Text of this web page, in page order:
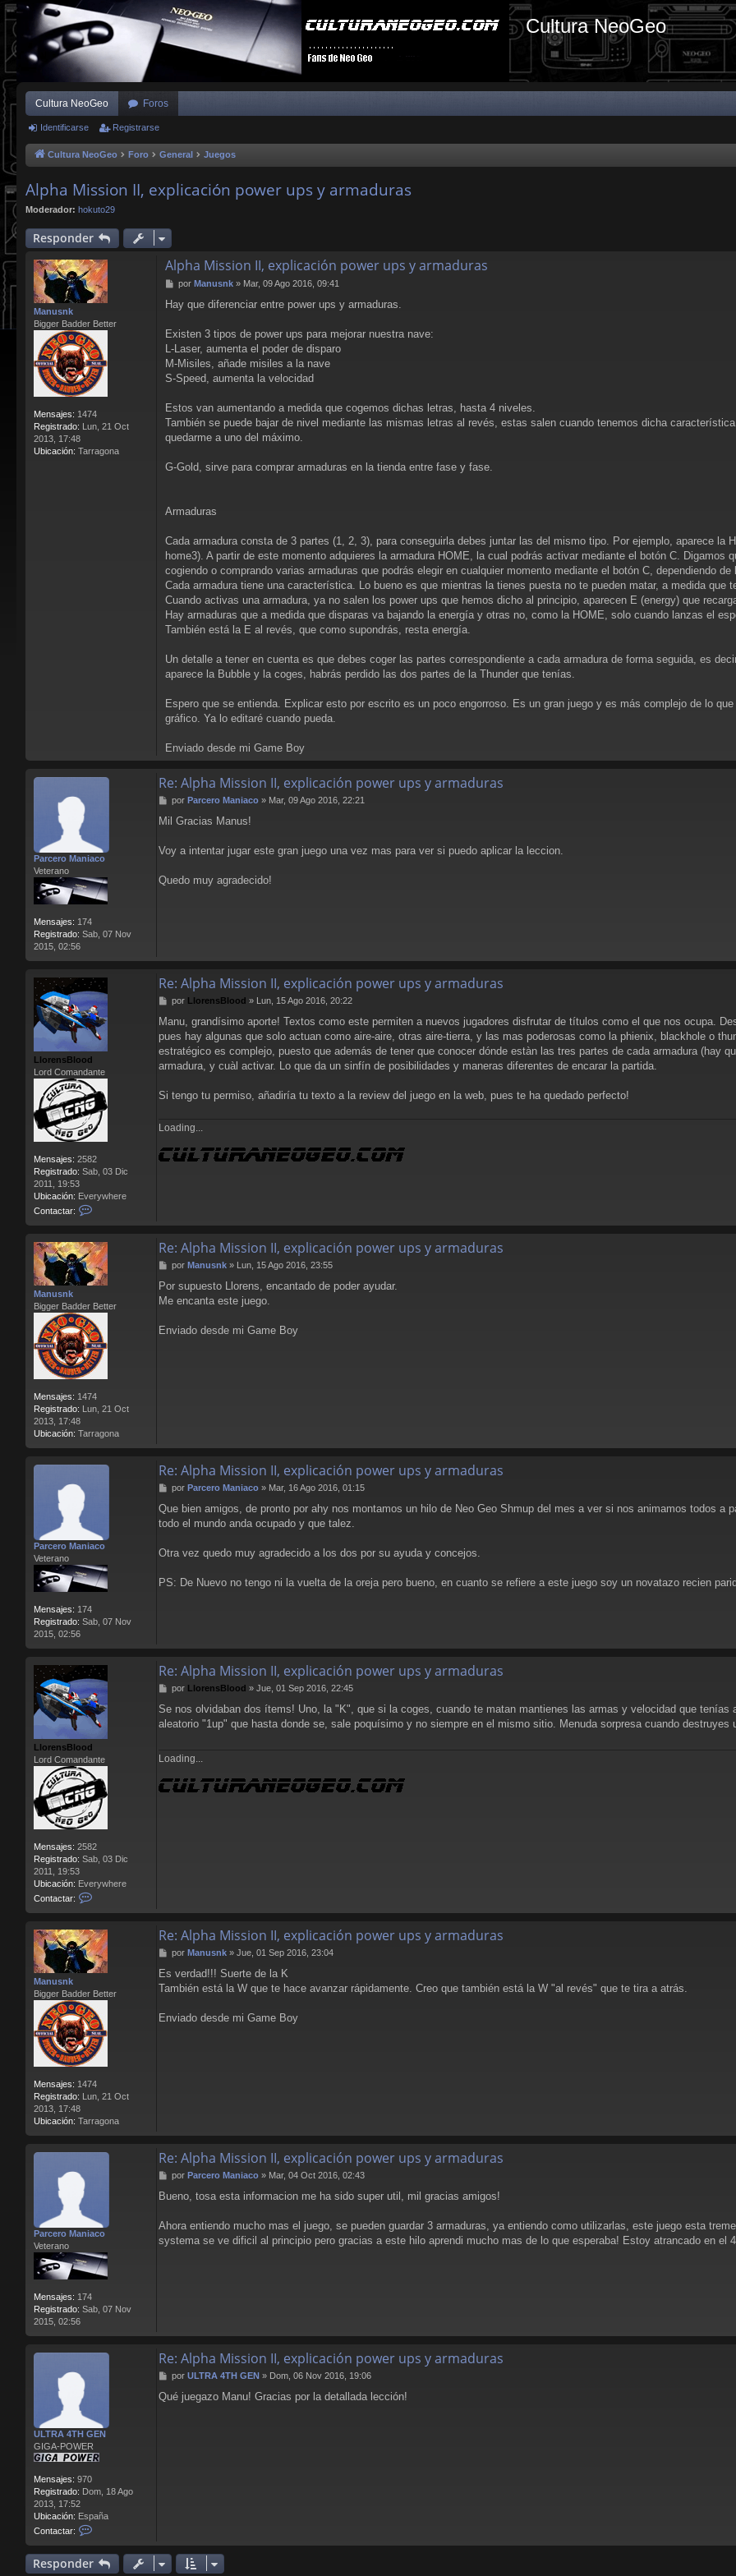
Cultura NeoGeo
Cultura NeoGeo Foros
Identificarse Registrarse
Cultura NeoGeo Foro General Juegos
Alpha Mission II, explicación power ups y armaduras
Moderador: hokuto29
Responder
Manusnk
Bigger Badder Better
Mensajes: 1474
Registrado: Lun, 21 Oct
2013, 17:48
Ubicación: Tarragona
Alpha Mission II, explicación power ups y armaduras
M
n
a
j
por Manusnk» Mar, 09 Ago 2016, 09:41
Hay que diferenciar entre power ups y armaduras.
Existen 3 tipos de power ups para mejorar nuestra nave:
L-Laser, aumenta el poder de disparo
M-Misiles, añade misiles a la nave
S-Speed, aumenta la velocidad
Estos van aumentando a medida que cogemos dichas letras, hasta 4 niveles.
También se puede bajar de nivel mediante las mismas letras al revés, estas salen cuando tenemos dicha
quedarme a uno del máximo.
G-Gold, sirve para comprar armaduras en la tienda entre fase y fase.
Armaduras
Cada armadura consta de 3 partes (1, 2, 3), para conseguirla debes juntar las del mismo tipo. Por ejemplo, aparece la
home3). A partir de este momento adquieres la armadura HOME, la cual podrás activar mediante el botón C. Digamos
cogiendo o comprando varias armaduras que podrás elegir en cualquier momento mediante el botón C, dependiendo de
Cada armadura tiene una característica. Lo bueno es que mientras la tienes puesta no te pueden matar, a medida que
Cuando activas una armadura, ya no salen los power ups que hemos dicho al principio, aparecen E (energy) que
Hay armaduras que a medida que disparas va bajando la energía y otras no, como la HOME, solo cuando lanzas el
También está la E al revés, que como supondrás, resta energía.
Un detalle a tener en cuenta es que debes coger las partes correspondiente a cada armadura de forma seguida, es
aparece la Bubble y la coges, habrás perdido las dos partes de la Thunder que tenías.
Espero que se entienda. Explicar esto por escrito es un poco engorroso. Es un gran juego y es más complejo de lo
gráfico. Ya lo editaré cuando pueda.
Enviado desde mi Game Boy
Parcero Maniaco
Veterano
Mensajes: 174
Registrado: Sab, 07 Nov
2015, 02:56
Re: Alpha Mission II, explicación power ups y armaduras
M
n
a
por Parcero Maniaco» Mar, 09 Ago 2016, 22:21
Mil Gracias Manus!
Voy a intentar jugar este gran juego una vez mas para ver si puedo aplicar la leccion.
Quedo muy agradecido!
LlorensBlood
Lord Comandante
Mensajes: 2582
Registrado: Sab, 03 Dic
2011, 19:53
Ubicación: Everywhere
Contactar:
t
a
c
t
r
l
o
r
e
n
s
Re: Alpha Mission II, explicación power ups y armaduras
M
n
s
a
por LlorensBlood » Lun, 15 Ago 2016, 20:22
Manu, grandísimo aporte! Textos como este permiten a nuevos jugadores disfrutar de títulos como el que nos ocupa.
pues hay algunas que solo actuan como aire-aire, otras aire-tierra, y las mas poderosas como la phienix, blackhole o
estratégico es complejo, puesto que además de tener que conocer dónde estàn las tres partes de cada armadura (hay
armadura, y cuàl activar. Lo que da un sinfín de posibilidades y maneras diferentes de encarar la partida.
Si tengo tu permiso, añadiría tu texto a la review del juego en la web, pues te ha quedado perfecto!
Loading...
Manusnk
Bigger Badder Better
Mensajes: 1474
Registrado: Lun, 21 Oct
2013, 17:48
Ubicación: Tarragona
Re: Alpha Mission II, explicación power ups y armaduras
M
n
s
por Manusnk» Lun, 15 Ago 2016, 23:55
Por supuesto Llorens, encantado de poder ayudar.
Me encanta este juego.
Enviado desde mi Game Boy
Parcero Maniaco
Veterano
Mensajes: 174
Registrado: Sab, 07 Nov
2015, 02:56
Re: Alpha Mission II, explicación power ups y armaduras
M
n
s
j
por Parcero Maniaco» Mar, 16 Ago 2016, 01:15
Que bien amigos, de pronto por ahy nos montamos un hilo de Neo Geo Shmup del mes a ver si nos animamos todos a
todo el mundo anda ocupado y que talez.
Otra vez quedo muy agradecido a los dos por su ayuda y concejos.
PS: De Nuevo no tengo ni la vuelta de la oreja pero bueno, en cuanto se refiere a este juego soy un novatazo recien
LlorensBlood
Lord Comandante
Mensajes: 2582
Registrado: Sab, 03 Dic
2011, 19:53
Ubicación: Everywhere
Contactar:
t
a
c
t
r
l
o
r
e
n
s
Re: Alpha Mission II, explicación power ups y armaduras
M
n
s
e
por LlorensBlood » Jue, 01 Sep 2016, 22:45
Se nos olvidaban dos ítems! Uno, la "K", que si la coges, cuando te matan mantienes las armas y velocidad que tenías
aleatorio "1up" que hasta donde se, sale poquísimo y no siempre en el mismo sitio. Menuda sorpresa cuando destruyes
Loading...
Manusnk
Bigger Badder Better
Mensajes: 1474
Registrado: Lun, 21 Oct
2013, 17:48
Ubicación: Tarragona
Re: Alpha Mission II, explicación power ups y armaduras
M
n
s
por Manusnk» Jue, 01 Sep 2016, 23:04
Es verdad!!! Suerte de la K
También está la W que te hace avanzar rápidamente. Creo que también está la W "al revés" que te tira a atrás.
Enviado desde mi Game Boy
Parcero Maniaco
Veterano
Mensajes: 174
Registrado: Sab, 07 Nov
2015, 02:56
Re: Alpha Mission II, explicación power ups y armaduras
M
n
a
por Parcero Maniaco» Mar, 04 Oct 2016, 02:43
Bueno, tosa esta informacion me ha sido super util, mil gracias amigos!
Ahora entiendo mucho mas el juego, se pueden guardar 3 armaduras, ya entiendo como utilizarlas, este juego esta
systema se ve dificil al principio pero gracias a este hilo aprendi mucho mas de lo que esperaba! Estoy atrancado en el
ULTRA 4TH GEN
GIGA-POWER
Mensajes: 970
Registrado: Dom, 18 Ago
2013, 17:52
Ubicación: España
Contactar:
n
Re: Alpha Mission II, explicación power ups y armaduras
M
n
por ULTRA 4TH GEN » Dom, 06 Nov 2016, 19:06
Qué juegazo Manu! Gracias por la detallada lección!
Responder